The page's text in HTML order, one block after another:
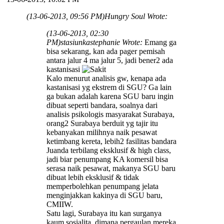
(13-06-2013, 09:56 PM)Hungry Soul Wrote:
(13-06-2013, 02:30
PM)stasiunkastephanie Wrote: Emang ga
bisa sekarang, kan ada pager pemisah
antara jalur 4 ma jalur 5, jadi bener2 ada
kastanisasi
Kalo menurut analisis gw, kenapa ada
kastanisasi yg ekstrem di SGU? Ga lain
ga bukan adalah karena SGU baru ingin
dibuat seperti bandara, soalnya dari
analisis psikologis masyarakat Surabaya,
orang2 Surabaya berduit yg tajir itu
kebanyakan milihnya naik pesawat
ketimbang kereta, lebih2 fasilitas bandara
Juanda terbilang eksklusif & high class,
jadi biar penumpang KA komersil bisa
serasa naik pesawat, makanya SGU baru
dibuat lebih eksklusif & tidak
memperbolehkan penumpang jelata
menginjakkan kakinya di SGU baru,
CMIIW.
Satu lagi, Surabaya itu kan surganya
kaum sosialita, dimana pergaulan mereka